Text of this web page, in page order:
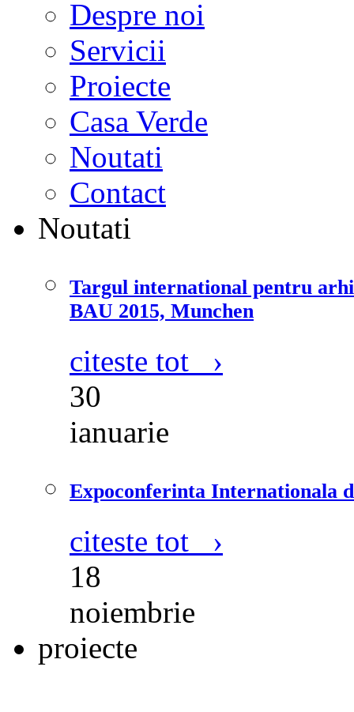
Despre noi
Servicii
Proiecte
Casa Verde
Noutati
Contact
Noutati
Targul international pentru
BAU 2015, Munchen
citeste tot ›
30
ianuarie
Expoconferinta Internationala
citeste tot ›
18
noiembrie
proiecte